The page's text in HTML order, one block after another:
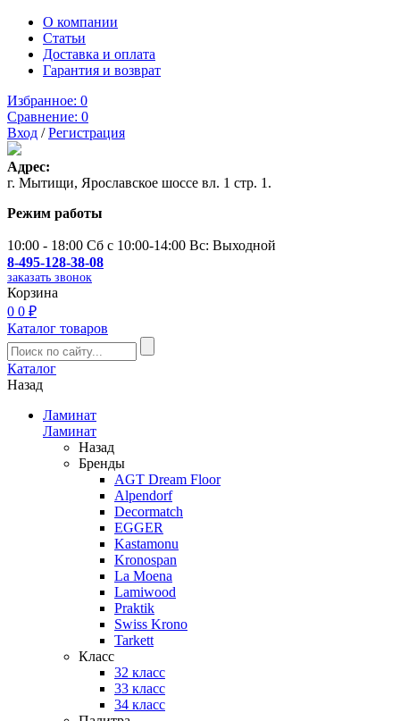
О компании
Статьи
Доставка и оплата
Гарантия и возврат
Избранное: 0
Сравнение: 0
Вход /Регистрация
Адрес:
г. Мытищи, Ярославское шоссе вл. 1 стр. 1.
Режим работы
10:00 - 18:00 Сб с 10:00-14:00 Вс: Выходной
8-495-128-38-08
заказать звонок
Корзина
0 0 ₽
Каталог товаров
Каталог
Назад
Ламинат
Ламинат
Назад
Бренды
AGT Dream Floor
Alpendorf
Decormatch
EGGER
Kastamonu
Kronospan
La Moena
Lamiwood
Praktik
Swiss Krono
Tarkett
Класс
32 класс
33 класс
34 класс